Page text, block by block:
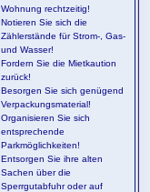
Wohnung rechtzeitig!
Notieren Sie sich die
Zählerstände für Strom-, Gas-
und Wasser!
Fordern Sie die Mietkaution
zurück!
Besorgen Sie sich genügend
Verpackungsmaterial!
Organisieren Sie sich
entsprechende
Parkmöglichkeiten!
Entsorgen Sie ihre alten
Sachen über die
Sperrgutabfuhr oder auf